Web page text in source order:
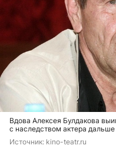
Вдова Алексея Булдакова
с наследством актера дальше
Источник: kino-teatr.ru